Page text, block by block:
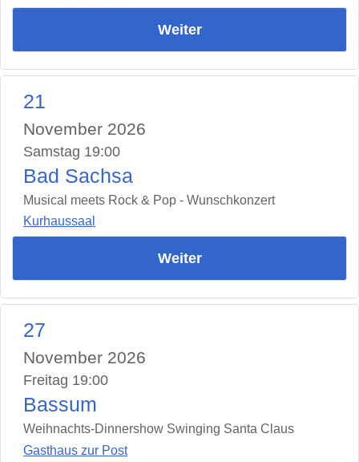
Weiter
21
November 2026
Samstag 19:00
Bad Sachsa
Musical meets Rock & Pop - Wunschkonzert
Kurhaussaal
Weiter
27
November 2026
Freitag 19:00
Bassum
Weihnachts-Dinnershow Swinging Santa Claus
Gasthaus zur Post